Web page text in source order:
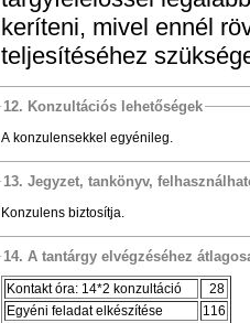
keríteni, mivel ennél
teljesítéséhez
12. Konzultációs lehetőségek
A konzulensekkel egyénileg.
13. Jegyzet, tankönyv,
Konzulens biztosítja.
14. A tantárgy elvégzéséhez
Kontakt óra: 14*2 konzultáció
28
Egyéni feladat elkészítése
116